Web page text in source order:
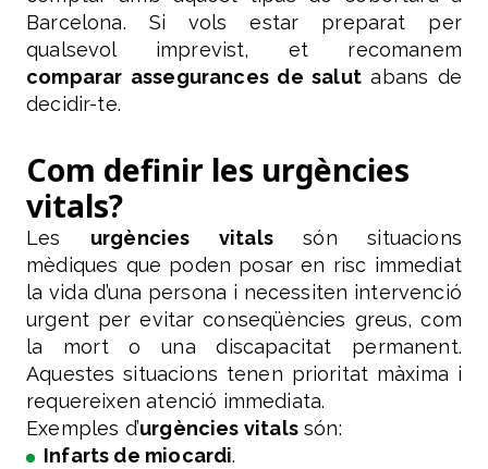
Barcelona. Si vols estar preparat per
qualsevol imprevist, et recomanem
comparar assegurances de salutabans de
decidir-te.
Com definir les urgències
vitals?
Les urgències vitalssón situacions
mèdiques que poden posar en risc immediat
la vida d’una persona i necessiten intervenció
urgent per evitar conseqüències greus, com
la mort o una discapacitat permanent.
Aquestes situacions tenen prioritat màxima i
requereixen atenció immediata.
Exemples d’urgències vitalssón:
Infarts de miocardi.